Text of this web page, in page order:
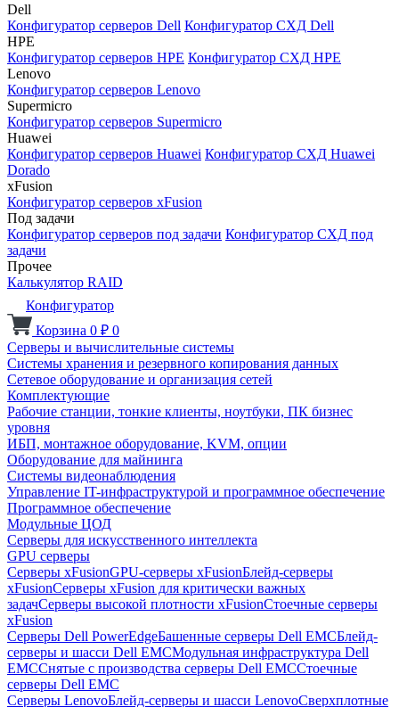
Dell
Конфигуратор серверов Dell Конфигуратор СХД Dell
HPE
Конфигуратор серверов HPE Конфигуратор СХД HPE
Lenovo
Конфигуратор серверов Lenovo
Supermicro
Конфигуратор серверов Supermicro
Huawei
Конфигуратор серверов Huawei Конфигуратор СХД Huawei
Dorado
xFusion
Конфигуратор серверов xFusion
Под задачи
Конфигуратор серверов под задачи Конфигуратор СХД под
задачи
Прочее
Калькулятор RAID
Конфигуратор
Корзина 0 ₽ 0
Серверы и вычислительные системы
Системы хранения и резервного копирования данных
Сетевое оборудование и организация сетей
Комплектующие
Рабочие станции, тонкие клиенты, ноутбуки, ПК бизнес
уровня
ИБП, монтажное оборудование, KVM, опции
Оборудование для майнинга
Системы видеонаблюдения
Управление IT-инфраструктурой и программное обеспечение
Программное обеспечение
Модульные ЦОД
Серверы для искусственного интеллекта
GPU серверы
Серверы xFusionGPU-серверы xFusionБлейд-серверы
xFusionСерверы xFusion для критически важных
задачСерверы высокой плотности xFusionСтоечные серверы
xFusion
Серверы Dell PowerEdgeБашенные серверы Dell EMCБлейд-
серверы и шасси Dell EMCМодульная инфраструктура Dell
EMCСнятые с производства серверы Dell EMCСтоечные
серверы Dell EMC
Серверы LenovoБлейд-серверы и шасси LenovoСверхплотные